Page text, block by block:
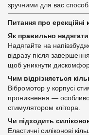
зручними для вас
Питання про ерекційні
Як правильно надягати
Надягайте на
відразу після
щоб уникнути
Чим відрізняється
Вібромотор у корпусі
проникнення —
стимулятором клітора.
Чи підходить
Еластичні силіконові